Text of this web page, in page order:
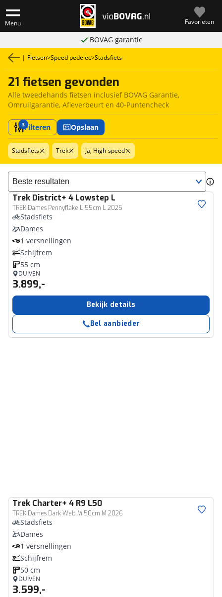
Menu Favorieten
BOVAG garantie
| Fietsen>Speed pedelec>Stadsfiets
21 fietsen gevonden
Alle tweedehands fietsen inclusief BOVAG Garantie,
Omruilgarantie, Afleverbeurt en 40-Puntencheck
3Filteren Opslaan
Stadsfiets Trek Ja, High-speed
Sorteer resultaten
Trek District+ 4 Lowstep L
TREK Dames Pennyflake L 55cm L 2025
Stadsfiets
Dames
1 versnellingen
Schijfrem
55 cm
DUIVEN
3.899,-
Bekijk details
Bel aanbieder
Trek Charter+ 4 R9 L50
TREK Dames Dark Web M 50cm M 2026
Stadsfiets
Dames
1 versnellingen
Schijfrem
50 cm
DUIVEN
3.599,-